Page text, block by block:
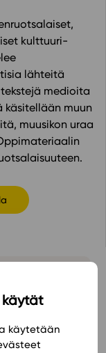
käytät
käytetään
kulttuuri-
lähteitä
medioita
käsitellään muun
muusikon uraa